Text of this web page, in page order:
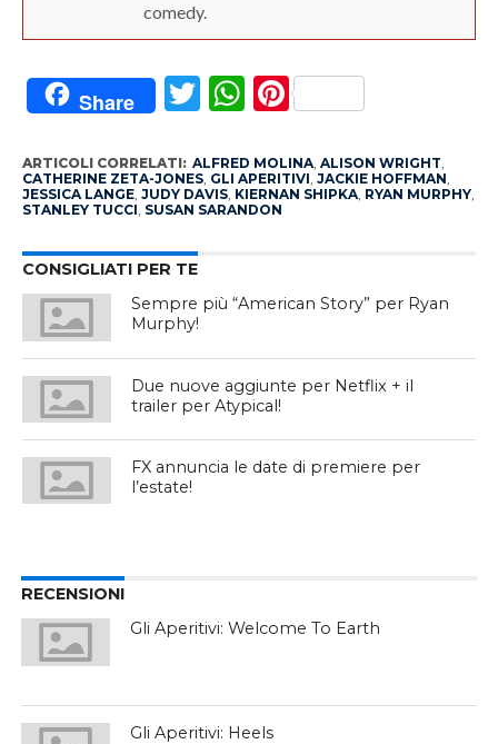
comedy.
Share Twitter
WhatsApp
Pinterest
ARTICOLI CORRELATI: ALFRED MOLINA, ALISON WRIGHT,
CATHERINE ZETA-JONES, GLI APERITIVI, JACKIE HOFFMAN,
JESSICA LANGE, JUDY DAVIS, KIERNAN SHIPKA, RYAN MURPHY,
STANLEY TUCCI, SUSAN SARANDON
CONSIGLIATI PER TE
Sempre più “American Story” per Ryan
Murphy!
Due nuove aggiunte per Netflix + il
trailer per Atypical!
FX annuncia le date di premiere per
l’estate!
RECENSIONI
Gli Aperitivi: Welcome To Earth
Gli Aperitivi: Heels